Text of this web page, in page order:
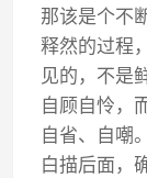
那该是个不
释然的过程
见的，不是
自顾自怜，
自省、自嘲
白描后面，